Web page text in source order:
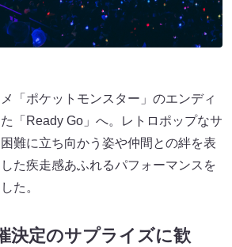
「ポケットモンスター」のエンディ
「Ready Go」へ。レトロポップなサ
難に立ち向かう姿や仲間との絆を表
た疾走感あふれるパフォーマンスを
た。
決定のサプライズに歓